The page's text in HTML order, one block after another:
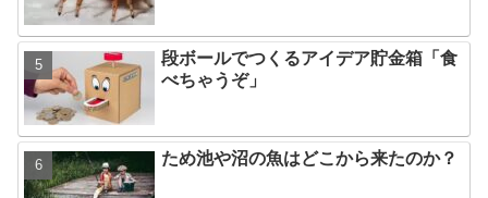
段ボールでつくるアイデア貯金箱「食
べちゃうぞ」
ため池や沼の魚はどこから来たのか？